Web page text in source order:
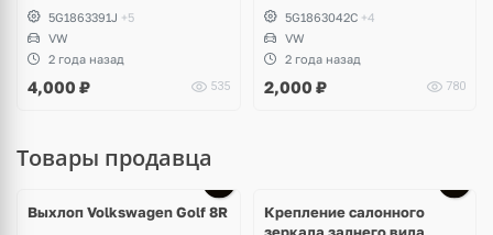
5G1863391J +5
VW
2 года назад
4,000 ₽ 535
5G1863042C +4
VW
2 года назад
2,000 ₽ 780
Товары продавца
Выхлоп Volkswagen Golf 8R
Крепление салонного
зеркала заднего вида